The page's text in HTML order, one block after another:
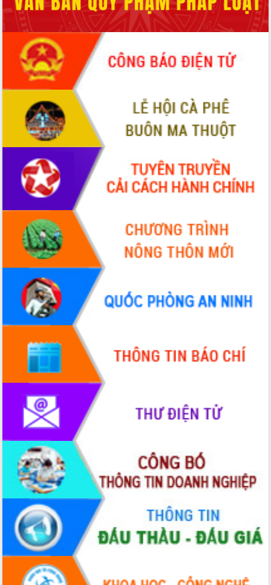
Đề án 06 tạo bước ngoặt đột phá trong
cải cách hành chính tỉnh Đắk Lắk
Kết nối tour, đẩy mạnh chuyển đổi số
để phát triển du lịch Đắk Lắk
Khởi động Dự án Đầu tư xây dựng hạ
tầng kỹ thuật Cụm công nghiệp Tân
Tiến
Gặp mặt các cơ quan báo chí nhân Kỷ
niệm 101 năm Ngày Báo chí Cách
mạng Việt Nam
Đắk Lắk sơ kết 4 năm triển khai thực
hiện Đề án 06 của Chính phủ
Họp báo thông tin về Hội nghị Công bố
Quy hoạch và Xúc tiến đầu tư tỉnh Đắk
Khơi thông điểm nghẽn, đẩy nhanh
giải ngân vốn khắc phục thiên tai
HĐND tỉnh thông qua điều chỉnh Quy
hoạch tỉnh thời kỳ 2021-2030
Hội thảo góp ý hồ sơ điều chỉnh quy
hoạch tỉnh Đắk Lắk thời kỳ 2021-2030,
tầm nhìn đến năm 2050
Nâng cao hiệu quả hoạt động của các
doanh nghiệp nhà nước
Hội nghị triển khai kết nối mạng
truyền số liệu chuyên dùng phục vụ cơ
quan Đảng, Nhà nước
Lễ phát động chuỗi hoạt động chung
tay làm sạch môi trường
Xã Ea Kar bước chuyển mình trong
công tác cải cách hành chính mô hình
UBND tỉnh họp báo định kỳ tháng 4
năm 2026
Hội thảo khoa học “Giải pháp thúc đẩy
phát triển nền kinh tế xanh tại tỉnh
Đắk Lắk”
Tăng cường giám sát, đôn đốc thực
hiện nhiệm vụ quản lý tài sản công
hàng tuần
Tháo gỡ những vướng mắc, đẩy mạnh
công tác cải cách thủ tục hành chính
tại Trung tâm Phục vụ hành chính
công tỉnh